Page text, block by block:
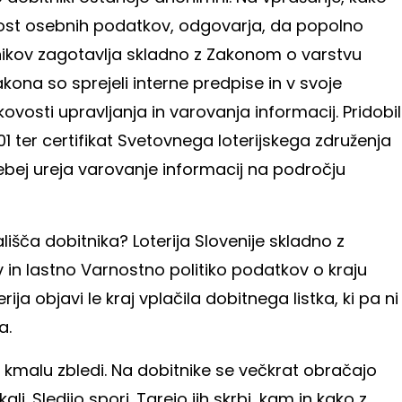
osebnih podatkov, odgovarja, da popolno
zagotavlja skladno z Zakonom o varstvu
so sprejeli interne predpise in v svoje
upravljanja in varovanja informacij.
ter certifikat Svetovnega loterijskega združenja
ureja varovanje informacij na področju
dobitnika? Loterija Slovenije skladno z
lastno Varnostno politiko podatkov o kraju
objavi le kraj vplačila dobitnega listka, ki pa ni
zbledi. Na dobitnike se večkrat obračajo